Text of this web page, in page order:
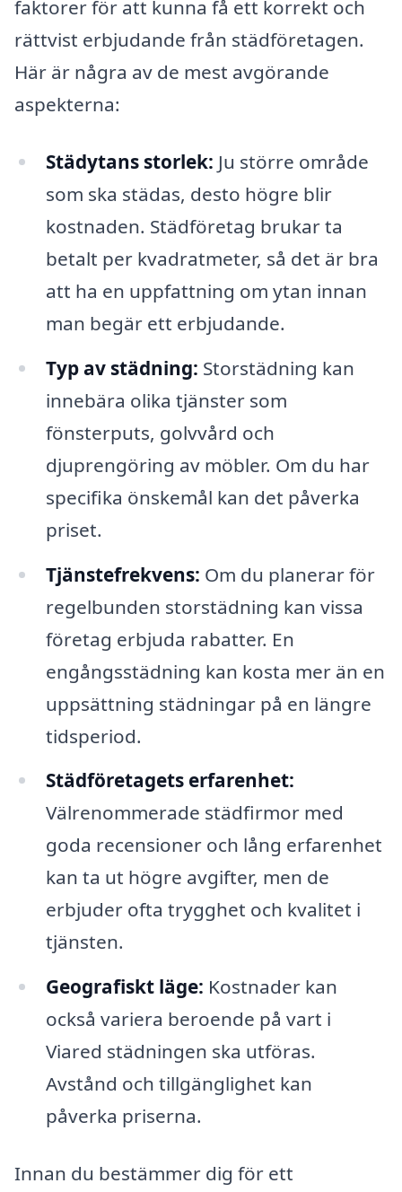
faktorer för att kunna få ett korrekt och
rättvist erbjudande från städföretagen.
Här är några av de mest avgörande
aspekterna:
Städytans storlek: Ju större område
som ska städas, desto högre blir
kostnaden. Städföretag brukar ta
betalt per kvadratmeter, så det är bra
att ha en uppfattning om ytan innan
man begär ett erbjudande.
Typ av städning: Storstädning kan
innebära olika tjänster som
fönsterputs, golvvård och
djuprengöring av möbler. Om du har
specifika önskemål kan det påverka
priset.
Tjänstefrekvens: Om du planerar för
regelbunden storstädning kan vissa
företag erbjuda rabatter. En
engångsstädning kan kosta mer än en
uppsättning städningar på en längre
tidsperiod.
Städföretagets erfarenhet:
Välrenommerade städfirmor med
goda recensioner och lång erfarenhet
kan ta ut högre avgifter, men de
erbjuder ofta trygghet och kvalitet i
tjänsten.
Geografiskt läge: Kostnader kan
också variera beroende på vart i
Viared städningen ska utföras.
Avstånd och tillgänglighet kan
påverka priserna.
Innan du bestämmer dig för ett